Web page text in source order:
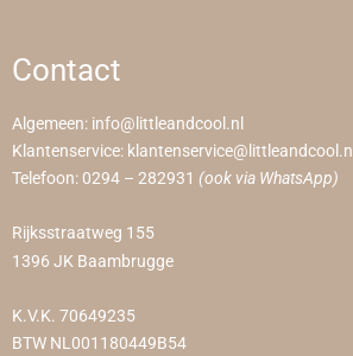
Contact
Algemeen: info@littleandcool.nl
Klantenservice: klantenservice@littleandcool.nl
Telefoon: 0294 – 282931 (ook via WhatsApp)
Rijksstraatweg 155
1396 JK Baambrugge
K.V.K. 70649235
BTW NL001180449B54